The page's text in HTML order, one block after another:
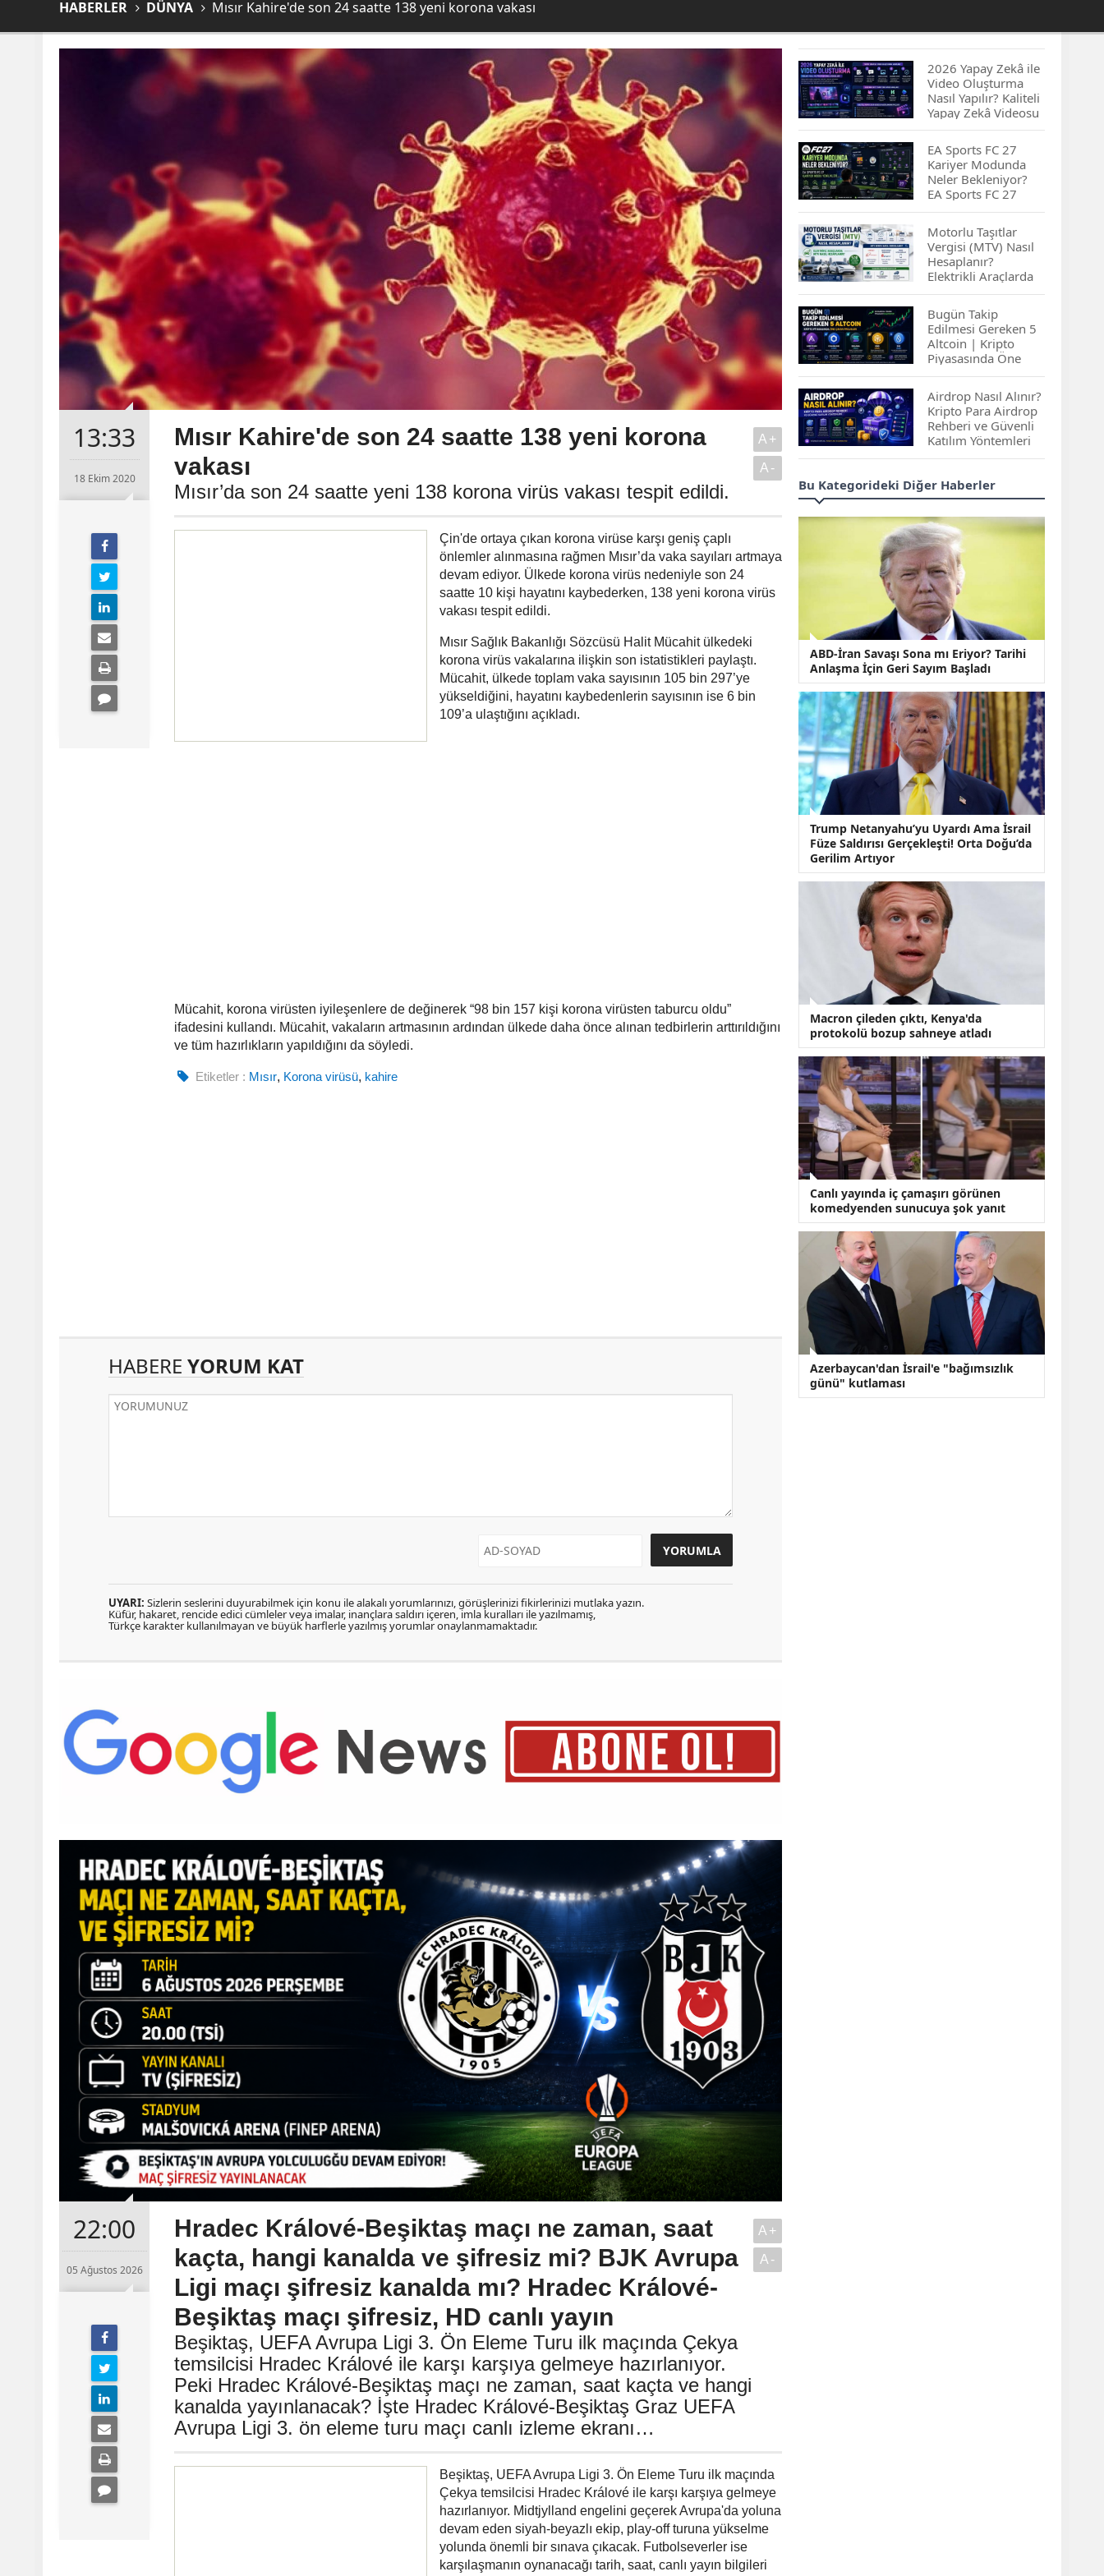
HABERLER DÜNYA Mısır Kahire'de son 24 saatte 138 yeni korona vakası
13:33
18 Ekim 2020
Mısır Kahire'de son 24 saatte 138 yeni korona
vakası
Mısır’da son 24 saatte yeni 138 korona virüs vakası tespit edildi.
A+
A-
Çin'de ortaya çıkan korona virüse karşı geniş çaplı
önlemler alınmasına rağmen Mısır’da vaka sayıları artmaya
devam ediyor. Ülkede korona virüs nedeniyle son 24
saatte 10 kişi hayatını kaybederken, 138 yeni korona virüs
vakası tespit edildi.
Mısır Sağlık Bakanlığı Sözcüsü Halit Mücahit ülkedeki
korona virüs vakalarına ilişkin son istatistikleri paylaştı.
Mücahit, ülkede toplam vaka sayısının 105 bin 297’ye
yükseldiğini, hayatını kaybedenlerin sayısının ise 6 bin
109’a ulaştığını açıkladı.
Mücahit, korona virüsten iyileşenlere de değinerek “98 bin 157 kişi korona virüsten taburcu oldu”
ifadesini kullandı. Mücahit, vakaların artmasının ardından ülkede daha önce alınan tedbirlerin arttırıldığını
ve tüm hazırlıkların yapıldığını da söyledi.
Etiketler : Mısır, Korona virüsü, kahire
HABERE YORUM KAT
UYARI: Sizlerin seslerini duyurabilmek için konu ile alakalı yorumlarınızı, görüşlerinizi fikirlerinizi mutlaka yazın.
Küfür, hakaret, rencide edici cümleler veya imalar, inançlara saldırı içeren, imla kuralları ile yazılmamış,
Türkçe karakter kullanılmayan ve büyük harflerle yazılmış yorumlar onaylanmamaktadır.
22:00
05 Ağustos 2026
Hradec Králové-Beşiktaş maçı ne zaman, saat
kaçta, hangi kanalda ve şifresiz mi? BJK Avrupa
Ligi maçı şifresiz kanalda mı? Hradec Králové-
Beşiktaş maçı şifresiz, HD canlı yayın
Beşiktaş, UEFA Avrupa Ligi 3. Ön Eleme Turu ilk maçında Çekya
temsilcisi Hradec Králové ile karşı karşıya gelmeye hazırlanıyor.
Peki Hradec Králové-Beşiktaş maçı ne zaman, saat kaçta ve hangi
kanalda yayınlanacak? İşte Hradec Králové-Beşiktaş Graz UEFA
Avrupa Ligi 3. ön eleme turu maçı canlı izleme ekranı…
A+
A-
Beşiktaş, UEFA Avrupa Ligi 3. Ön Eleme Turu ilk maçında
Çekya temsilcisi Hradec Králové ile karşı karşıya gelmeye
hazırlanıyor. Midtjylland engelini geçerek Avrupa'da yoluna
devam eden siyah-beyazlı ekip, play-off turuna yükselme
yolunda önemli bir sınava çıkacak. Futbolseverler ise
karşılaşmanın oynanacağı tarih, saat, canlı yayın bilgileri
2026 Yapay Zekâ ile
Video Oluşturma
Nasıl Yapılır? Kaliteli
Yapay Zekâ Videosu
Hazırlamanın
İpuçları...
EA Sports FC 27
Kariyer Modunda
Neler Bekleniyor?
EA Sports FC 27
Kariyer Modu
Yenilikleri…
Motorlu Taşıtlar
Vergisi (MTV) Nasıl
Hesaplanır?
Elektrikli Araçlarda
MTV Nasıl
Hesaplanır? MTV
Borcu Nasıl
Sorgulanır?
Bugün Takip
Edilmesi Gereken 5
Altcoin | Kripto
Piyasasında Öne
Çıkan Projeler
Airdrop Nasıl Alınır?
Kripto Para Airdrop
Rehberi ve Güvenli
Katılım Yöntemleri
Spot ve Vadeli İşlem
Arasındaki Farklar |
İçin Daha Uygun?
ABD-İran Anlaşması
Sonrası Altın Rekora
Koştu, Petrol
Fiyatları Sert Düştü
Temmuz 2026 Maaş
Zammı Netleşiyor!
Memur, Emekli ve
Sosyal Yardımlarda
Yeni Oranlar
KOSGEB’den
KOBİ’lere Dev
Finansman Hamlesi:
36 Ay Vadeli 30
Milyon TL Destek
Emekli Maaşlarında
Temmuz Hesabı:
Zam Oranı ve Taban
Aylık İçin Yeni
Bu Kategorideki Diğer Haberler
ABD-İran Savaşı Sona mı Eriyor? Tarihi
Anlaşma İçin Geri Sayım Başladı
Trump Netanyahu’yu Uyardı Ama İsrail
Füze Saldırısı Gerçekleşti! Orta Doğu’da
Gerilim Artıyor
Macron çileden çıktı, Kenya'da
protokolü bozup sahneye atladı
Canlı yayında iç çamaşırı görünen
komedyenden sunucuya şok yanıt
Azerbaycan'dan İsrail'e "bağımsızlık
günü" kutlaması